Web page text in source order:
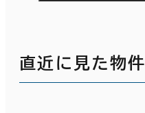
直近に見た物件